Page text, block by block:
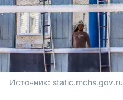
Источник: static.mchs.gov.ru